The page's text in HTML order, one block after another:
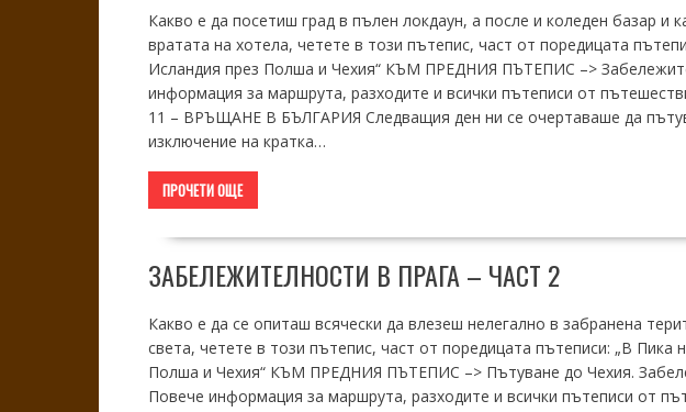
Какво е да посетиш град в пълен локдаун, а после и коледен базар и
вратата на хотела, четете в този пътепис, част от поредицата
Исландия през Полша и Чехия“ КЪМ ПРЕДНИЯ ПЪТЕПИС –>
информация за маршрута, разходите и всички пътеписи от
11 – ВРЪЩАНЕ В БЪЛГАРИЯ Следващия ден ни се очертаваше да
изключение на кратка…
ПРОЧЕТИ ОЩЕ
ЗАБЕЛЕЖИТЕЛНОСТИ В ПРАГА – ЧАСТ 2
Какво е да се опиташ всячески да влезеш нелегално в забранена
света, четете в този пътепис, част от поредицата пътеписи: „В Пика
Полша и Чехия“ КЪМ ПРЕДНИЯ ПЪТЕПИС –> Пътуване до Чехия.
Повече информация за маршрута, разходите и всички пътеписи от